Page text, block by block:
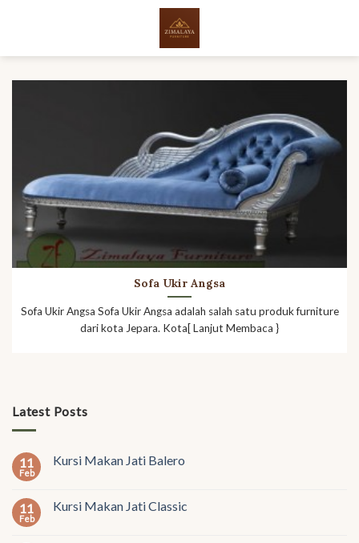
Latest Posts
11
Feb
Kursi Makan Jati Balero
11
Feb
Kursi Makan Jati Classic
Sofa Ukir Angsa
Sofa Ukir Angsa Sofa Ukir Angsa adalah salah satu produk furniture
dari kota Jepara. Kota[ Lanjut Membaca }